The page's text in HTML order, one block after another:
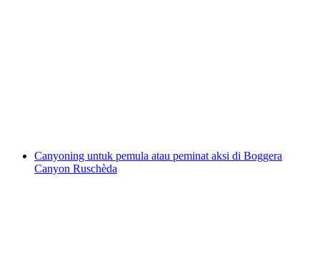
Canyoning untuk pemula atau peminat aksi di Boggera
Canyon Ruschèda